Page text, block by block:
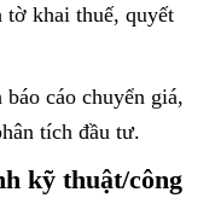
tờ khai thuế, quyết
cáo chuyển giá,
tích đầu tư.
kỹ thuật/công